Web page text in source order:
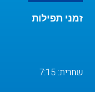
זמני תפילות
שחרית: 7:15